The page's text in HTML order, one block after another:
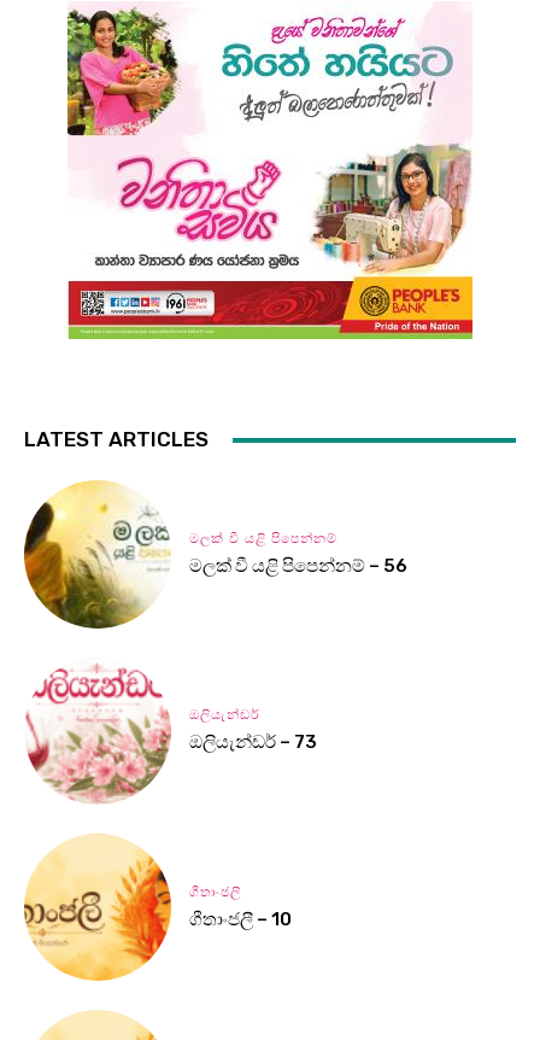
LATEST ARTICLES
මලක් වී යළි පිපෙන්නම්
මලක් වී යළි පිපෙන්නම් – 56
ඔලියැන්ඩර්
ඔලියැන්ඩර් – 73
ගීතාංජලී
ගීතාංජලී – 10